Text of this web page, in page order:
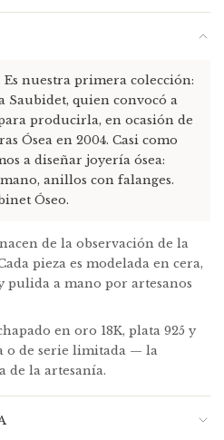
de la primera semana de
falla, el costo de reenvío lo
de tamaño o modelo, el
se desgasta naturalmente
— contactanos a
un presupuesto por pieza.
sobre plástico de protección.
Es nuestra primera colección:
Saubidet, quien convocó a
producirla, en ocasión de
Ósea en 2004. Casi como
a diseñar joyería ósea:
anillos con falanges.
Óseo.
de la observación de la
pieza es modelada en cera,
pulida a mano por artesanos
en oro 18K, plata 925 y
o de serie limitada — la
de la artesanía.